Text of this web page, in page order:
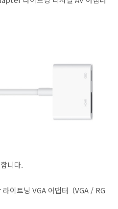
니다.
이트닝 VGA 어댑터 (VGA / RG